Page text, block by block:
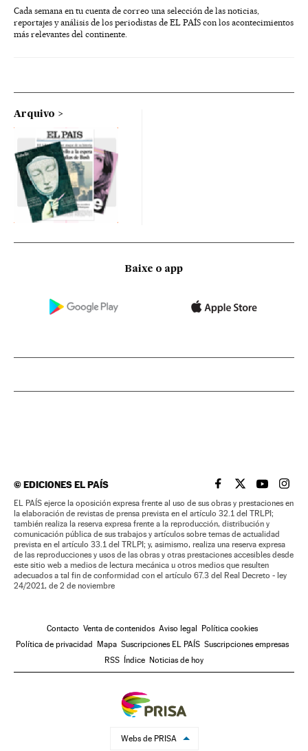
Cada semana en tu cuenta de correo una selección de las noticias,
reportajes y análisis de los periodistas de EL PAÍS con los acontecimientos
más relevantes del continente.
Arquivo
Baixe o app
©EDICIONES EL PAÍS EL PAÍS BRASIL EN
EL PAÍSEL PAÍS
EL
EL PAÍS ejerce la oposición expresa frente al uso de sus obras y prestaciones en
la elaboración de revistas de prensa prevista en el artículo 32.1 del TRLPI;
también realiza la reserva expresa frente a la reproducción, distribución y
comunicación pública de sus trabajos y artículos sobre temas de actualidad
prevista en el artículo 33.1 del TRLPI; y, asimismo, realiza una reserva expresa
de las reproducciones y usos de las obras y otras prestaciones accesibles desde
este sitio web a medios de lectura mecánica u otros medios que resulten
adecuados a tal fin de conformidad con el artículo 67.3 del Real Decreto - ley
24/2021, de 2 de noviembre
Contacto Venta de contenidos Aviso legal
Política cookies
Política de privacidad
Mapa Suscripciones EL PAÍS Suscripciones empresas
RSS
Índice Noticias de hoy
Webs de PRISA